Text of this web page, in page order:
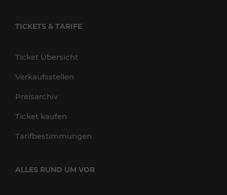
TICKETS & TARIFE
Ticket Übersicht
Verkaufsstellen
Preisarchiv
Ticket kaufen
Tarifbestimmungen
ALLES RUND UM VOR